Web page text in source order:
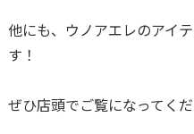
他にも、ウノアエレのアイ
す！
ぜひ店頭でご覧になってくだ